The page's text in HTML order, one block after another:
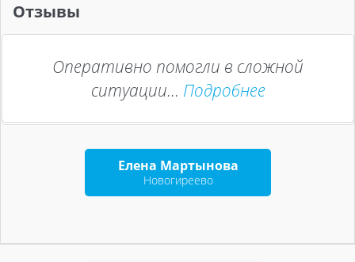
Отзывы
Оперативно помогли в сложной
ситуации... Подробнее
Елена Мартынова
Новогиреево